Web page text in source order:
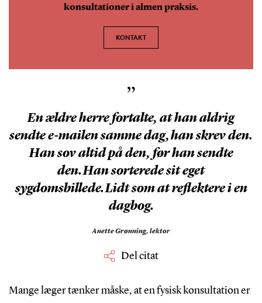
konsultationer i almen praksis.
KONTAKT
”
En ældre herre fortalte, at han aldrig
sendte e-mailen samme dag, han skrev den.
Han sov altid på den, før han sendte
den. Han sorterede sit eget
sygdomsbillede. Lidt som at reflektere i en
dagbog.
Anette Grønning, lektor
Del citat
Mange læger tænker måske, at en fysisk konsultation er